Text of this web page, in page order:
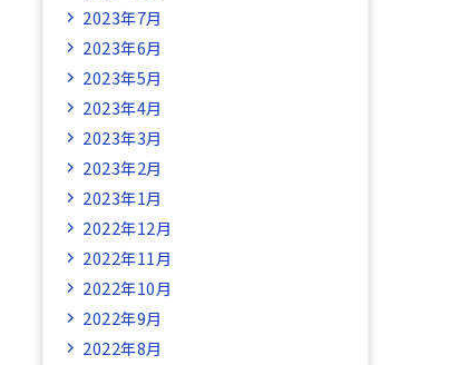
2023年7月
2023年6月
2023年5月
2023年4月
2023年3月
2023年2月
2023年1月
2022年12月
2022年11月
2022年10月
2022年9月
2022年8月